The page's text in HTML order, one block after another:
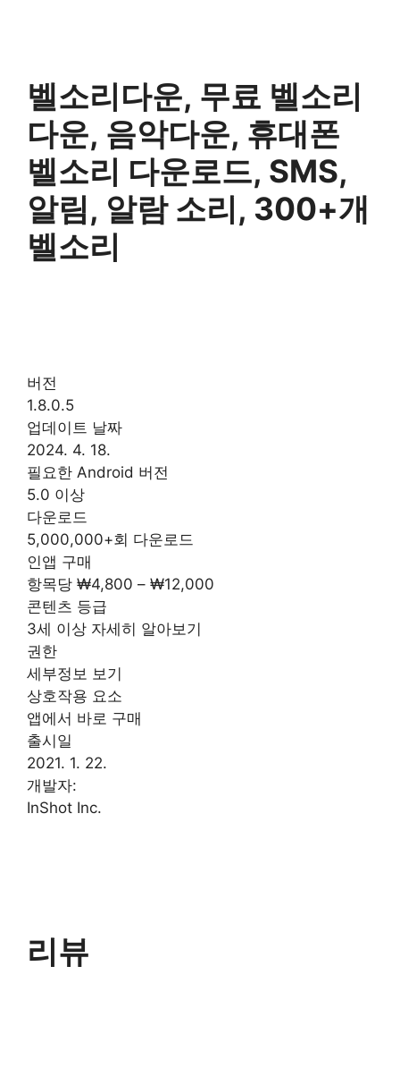
벨소리다운, 무료 벨소리
다운, 음악다운, 휴대폰
벨소리 다운로드, SMS,
알림, 알람 소리, 300+개
벨소리
버전
1.8.0.5
업데이트 날짜
2024. 4. 18.
필요한 Android 버전
5.0 이상
다운로드
5,000,000+회 다운로드
인앱 구매
항목당 ₩4,800 – ₩12,000
콘텐츠 등급
3세 이상 자세히 알아보기
권한
세부정보 보기
상호작용 요소
앱에서 바로 구매
출시일
2021. 1. 22.
개발자:
InShot Inc.
리뷰